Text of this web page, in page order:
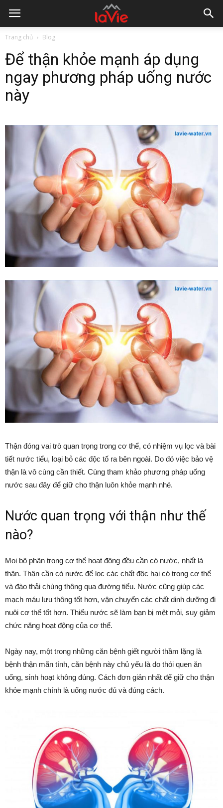
Trang chủ Blog
Để thận khỏe mạnh áp dụng
ngay phương pháp uống nước
này
Thận đóng vai trò quan trọng trong cơ thể, có nhiệm vụ lọc và bài
tiết nước tiểu, loại bỏ các độc tố ra bên ngoài. Do đó việc bảo vệ
thận là vô cùng cần thiết. Cùng tham khảo phương pháp uống
nước sau đây để giữ cho thận luôn khỏe mạnh nhé.
Nước quan trọng với thận như thế
nào?
Mọi bộ phận trong cơ thể hoạt động đều cần có nước, nhất là
thận. Thận cần có nước để lọc các chất độc hại có trong cơ thể
và đào thải chúng thông qua đường tiểu. Nước cũng giúp các
mạch máu lưu thông tốt hơn, vận chuyển các chất dinh dưỡng đi
nuôi cơ thể tốt hơn. Thiếu nước sẽ làm bạn bị mệt mỏi, suy giảm
chức năng hoạt động của cơ thể.
Ngày nay, một trong những căn bệnh giết người thầm lặng là
bệnh thận mãn tính, căn bệnh này chủ yếu là do thói quen ăn
uống, sinh hoạt không đúng. Cách đơn giản nhất để giữ cho thận
khỏe mạnh chính là uống nước đủ và đúng cách.